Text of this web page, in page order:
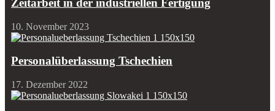
Zeitarbeit in der industriellen Fertigung
10. November 2023
Personalüberlassung Tschechien
17. Dezember 2022